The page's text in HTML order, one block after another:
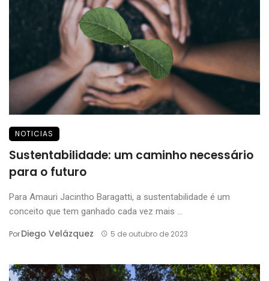
NOTICIAS
Sustentabilidade: um caminho necessário
para o futuro
Para Amauri Jacintho Baragatti, a sustentabilidade é um
conceito que tem ganhado cada vez mais ...
PorDiego Velázquez 5 de outubro de 2023